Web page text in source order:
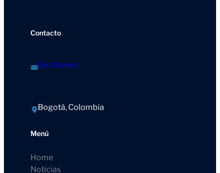
Contacto
Escríbenos
Bogotá, Colombia
Menú
Home
Noticias